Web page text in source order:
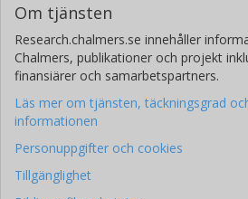
Om tjänsten
Research.chalmers.se innehåller
Chalmers, publikationer och projekt
finansiärer och samarbetspartners.
Läs mer om tjänsten, täckningsgrad
informationen
Personuppgifter och cookies
Tillgänglighet